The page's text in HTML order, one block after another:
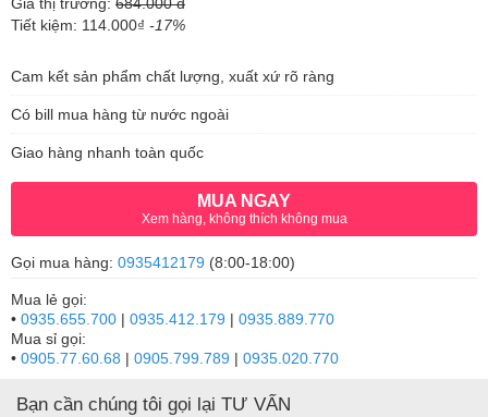
Giá thị trường: 684.000 đ
Tiết kiệm: 114.000₫ -17%
Cam kết sản phẩm chất lượng, xuất xứ rõ ràng
Có bill mua hàng từ nước ngoài
Giao hàng nhanh toàn quốc
MUA NGAY
Xem hàng, không thích không mua
Gọi mua hàng: 0935412179 (8:00-18:00)
Mua lẻ gọi:
• 0935.655.700 | 0935.412.179 | 0935.889.770
Mua sỉ gọi:
• 0905.77.60.68 | 0905.799.789 | 0935.020.770
Bạn cần chúng tôi gọi lại TƯ VẤN